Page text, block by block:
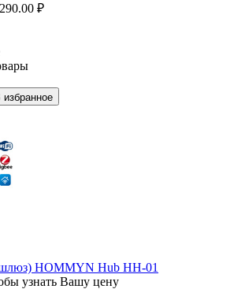
₽
избранное
HOMMYN Hub HH-01
узнать Вашу цену